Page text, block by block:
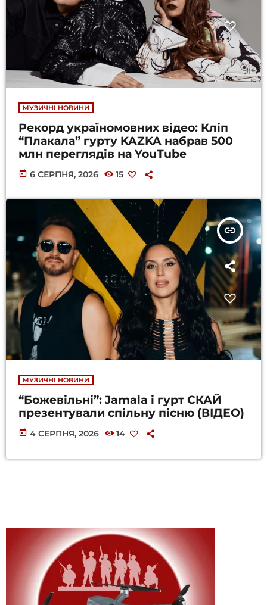
МУЗИЧНІ НОВИНИ
Рекорд україномовних відео: Кліп
“Плакала” гурту KAZKA набрав 500
млн переглядів на YouTube
today 6 СЕРПНЯ, 2026 15
insert_link
МУЗИЧНІ НОВИНИ
“Божевільні”: Jamala і гурт СКАЙ
презентували спільну пісню (ВІДЕО)
today 4 СЕРПНЯ, 2026 14